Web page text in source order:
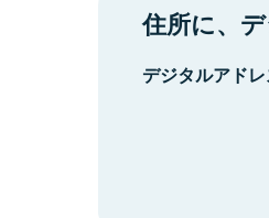
住所に、
デジタルアド